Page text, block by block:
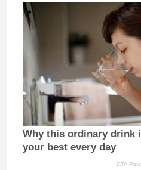
Why this ordinary drink
your best every day
CTA